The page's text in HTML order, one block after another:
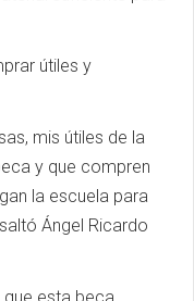
útiles y
mis útiles de la
y que compren
la escuela para
Ángel Ricardo